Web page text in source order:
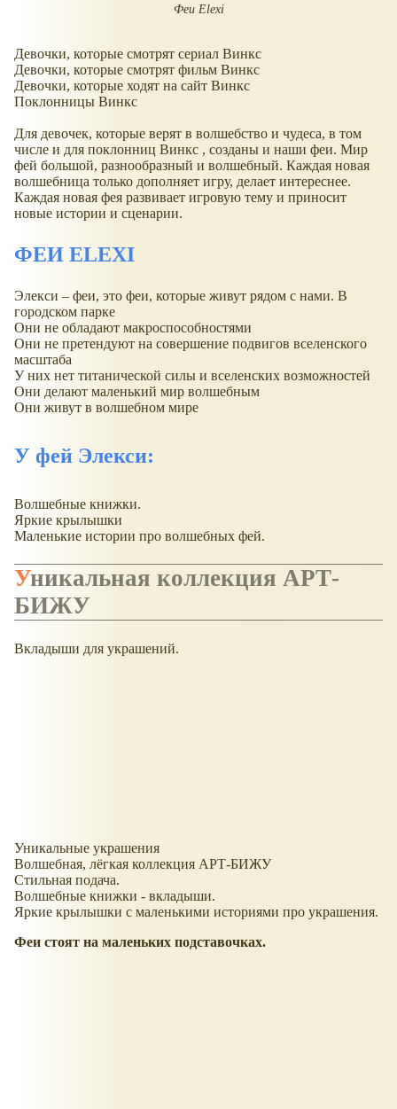
Феи Elexi
Девочки, которые смотрят сериал Винкс
Девочки, которые смотрят фильм Винкс
Девочки, которые ходят на сайт Винкс
Поклонницы Винкс
Для девочек, которые верят в волшебство и чудеса, в том
числе и для поклонниц Винкс , созданы и наши феи. Мир
фей большой, разнообразный и волшебный. Каждая новая
волшебница только дополняет игру, делает интереснее.
Каждая новая фея развивает игровую тему и приносит
новые истории и сценарии.
ФЕИ ELEXI
Элекси – феи, это феи, которые живут рядом с нами. В
городском парке
Они не обладают макроспособностями
Они не претендуют на совершение подвигов вселенского
масштаба
У них нет титанической силы и вселенских возможностей
Они делают маленький мир волшебным
Они живут в волшебном мире
У фей Элекси:
Волшебные книжки.
Яркие крылышки
Маленькие истории про волшебных фей.
Уникальная коллекция АРТ-
БИЖУ
Вкладыши для украшений.
Уникальные украшения
Волшебная, лёгкая коллекция АРТ-БИЖУ
Стильная подача.
Волшебные книжки - вкладыши.
Яркие крылышки с маленькими историями про украшения.
Феи стоят на маленьких подставочках.